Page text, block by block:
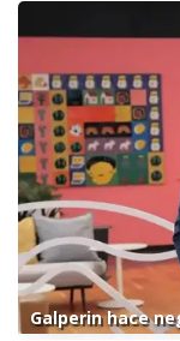
Galperin hace